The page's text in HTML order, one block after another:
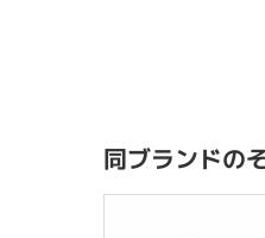
同ブランドの